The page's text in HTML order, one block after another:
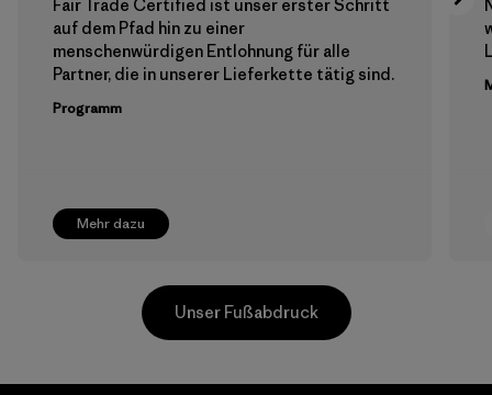
Mehr dazu
Fair Trade Certified ist unser erster Schritt
auf dem Pfad hin zu einer
menschenwürdigen Entlohnung für alle
Partner, die in unserer Lieferkette tätig sind.
Programm
Unser Fußabdruck